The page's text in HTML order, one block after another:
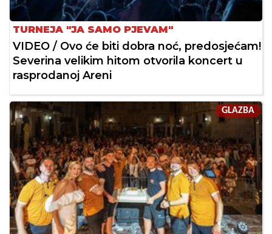
TURNEJA "JA SAMO PJEVAM"
VIDEO / Ovo će biti dobra noć, predosjećam!
Severina velikim hitom otvorila koncert u
rasprodanoj Areni
GLAZBA